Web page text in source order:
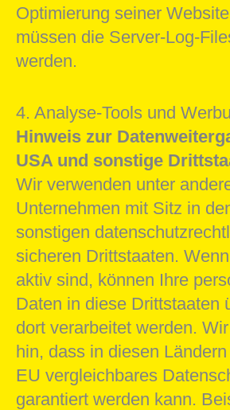
Optimierung seiner
müssen die Server-Log-
werden.
4. Analyse-Tools und
Hinweis zur
USA und sonstige
Wir verwenden unter
Unternehmen mit Sitz in
sonstigen
sicheren Drittstaaten.
aktiv sind, können Ihre
Daten in diese Drittstaaten
dort verarbeitet werden.
hin, dass in diesen
EU vergleichbares
garantiert werden kann.